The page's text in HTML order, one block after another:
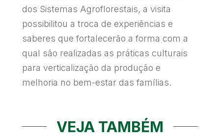
dos Sistemas Agroflorestais, a visita
possibilitou a troca de experiências e
saberes que fortalecerão a forma com a
qual são realizadas as práticas culturais
para verticalização da produção e
melhoria no bem-estar das famílias.
VEJA TAMBÉM